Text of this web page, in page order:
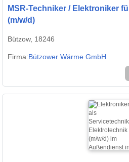
MSR-Techniker / Elektroniker
(m/w/d)
Bützow, 18246
Firma:Bützower Wärme GmbH